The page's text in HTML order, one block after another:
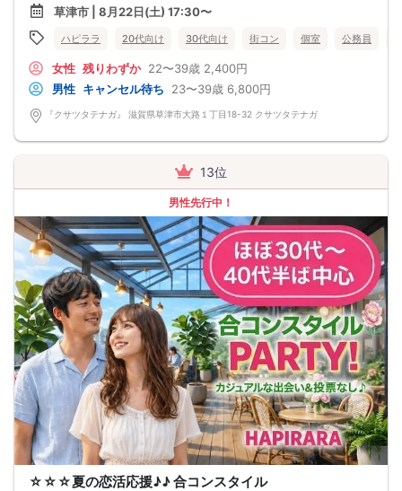
草津市 | 8月22日(土) 17:30〜
ハピララ 20代向け 30代向け 街コン 個室 公務員
女性 残りわずか 22〜39歳 2,400円
男性 キャンセル待ち 23〜39歳 6,800円
『クサツタテナガ』 滋賀県草津市大路１丁目18-32 クサツタテナガ
13位
男性先行中！
☆☆☆夏の恋活応援♪♪ 合コンスタイル